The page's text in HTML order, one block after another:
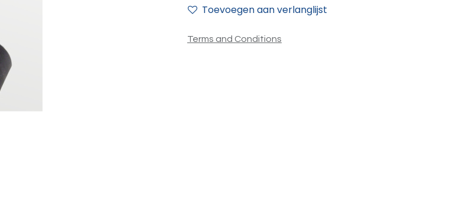
Toevoegen aan verlanglijst
Terms and Conditions